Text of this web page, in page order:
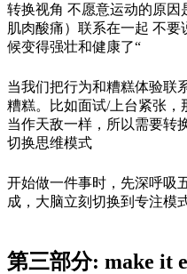
转换视角 不愿意运动的原因
肌肉酸痛）联系在一起 不要
候变得强壮和健康了“
当我们把行为和糟糕体验联
糟糕。比如面试/上台紧张，
当作天敌一样，所以需要转
切换思维模式
开始做一件事时，先深呼吸
成，大脑立刻切换到专注模
第三部分: make it